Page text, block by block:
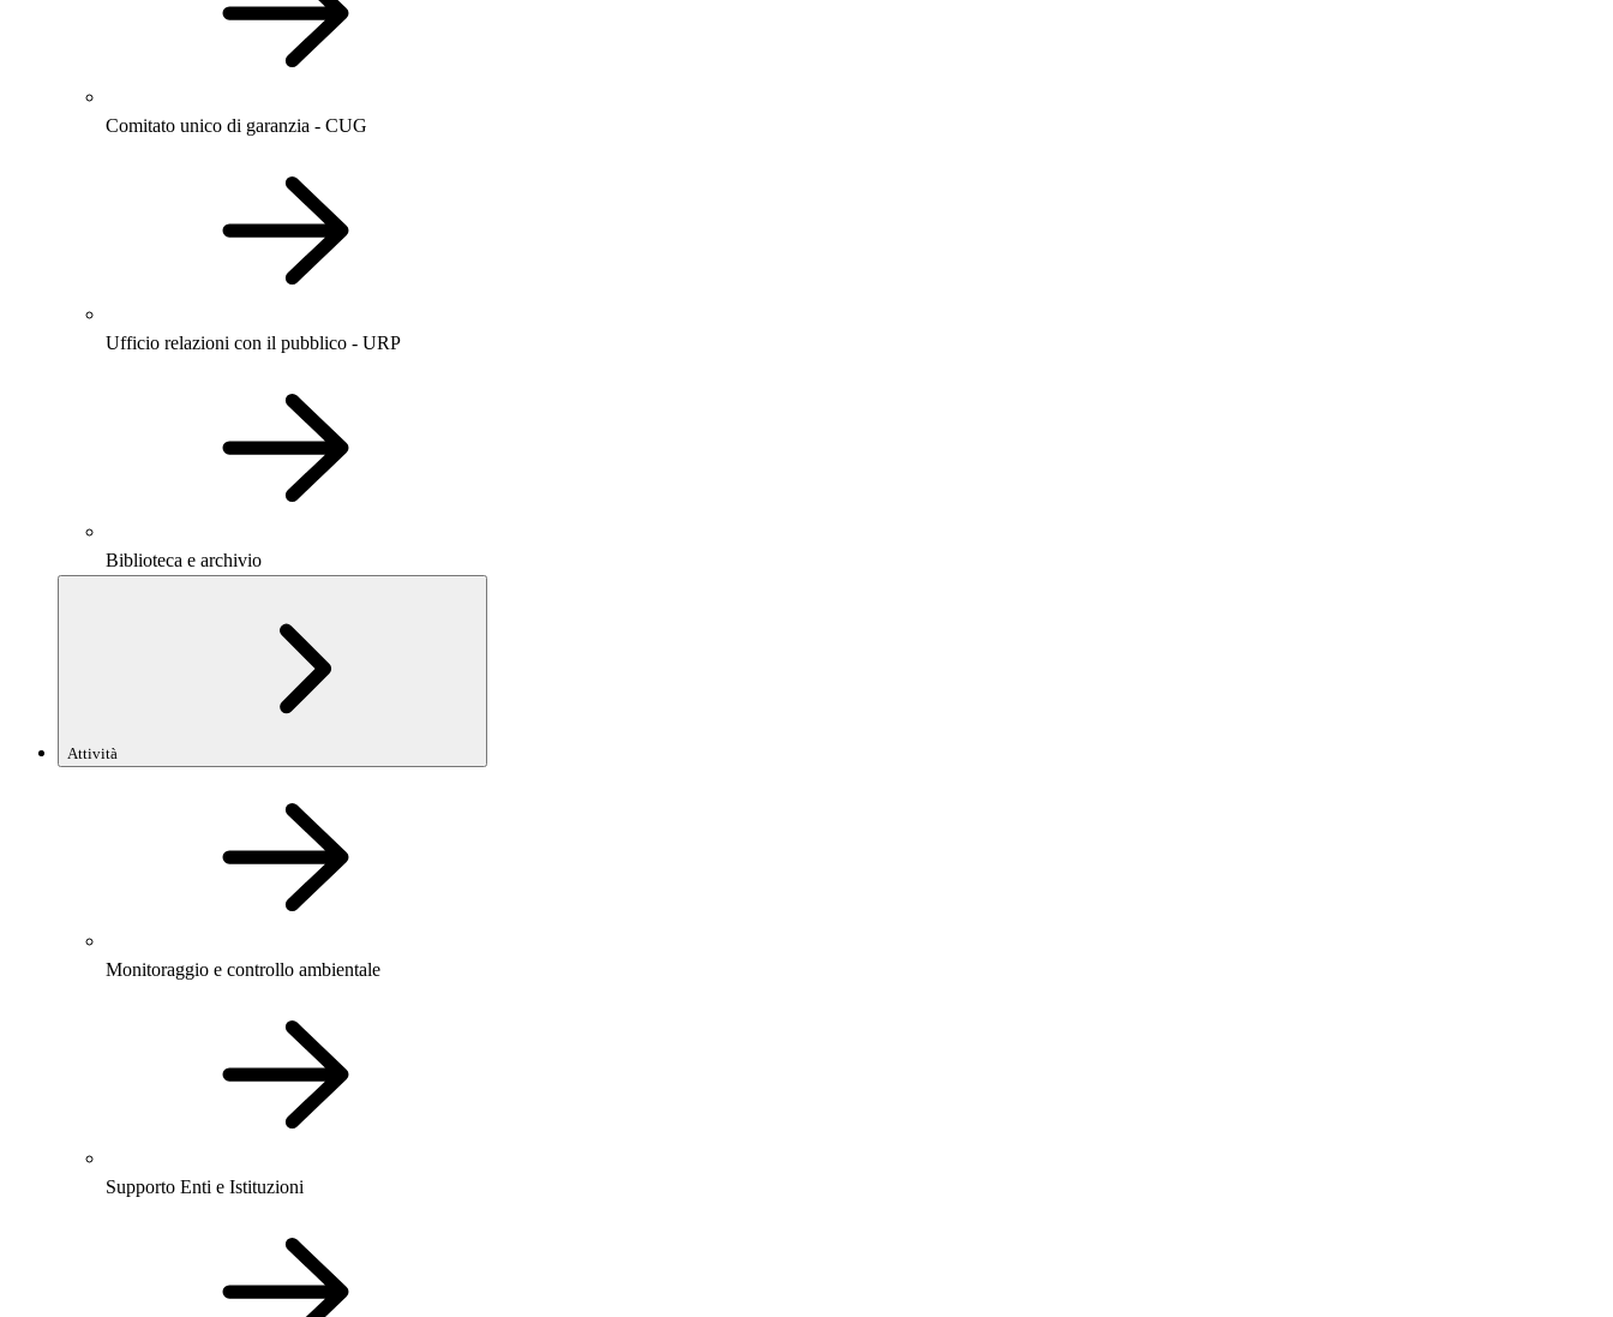
Comitato unico di garanzia - CUG
Ufficio relazioni con il pubblico - URP
Biblioteca e archivio
Attività
Monitoraggio e controllo ambientale
Supporto Enti e Istituzioni